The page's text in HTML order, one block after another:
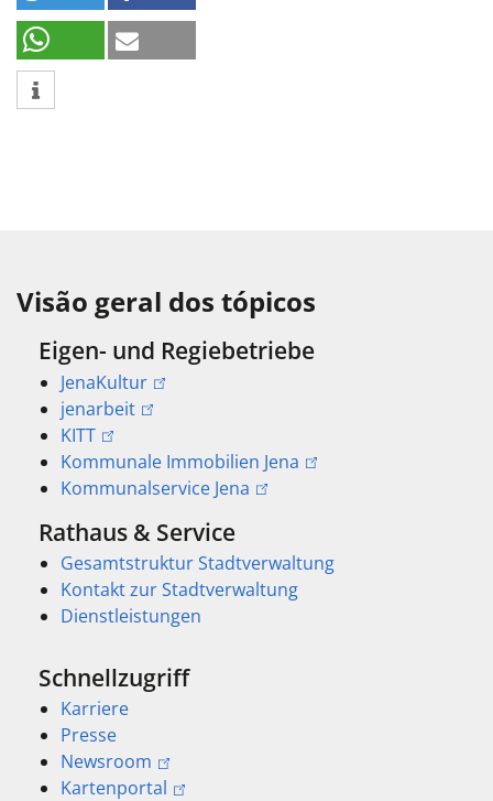
Visão geral dos tópicos
Eigen- und Regiebetriebe
JenaKultur
jenarbeit
KITT
Kommunale Immobilien Jena
Kommunalservice Jena
Rathaus & Service
Gesamtstruktur Stadtverwaltung
Kontakt zur Stadtverwaltung
Dienstleistungen
Schnellzugriff
Karriere
Presse
Newsroom
Kartenportal